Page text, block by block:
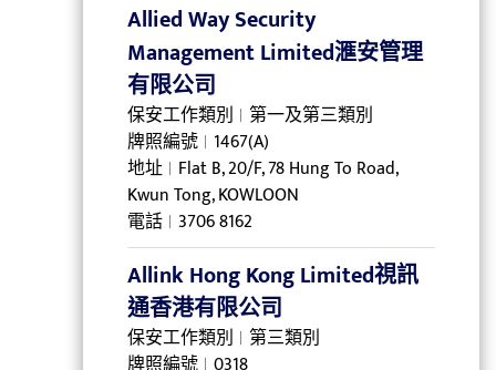
Allied Way Security
Management Limited滙安管理
有限公司
保安工作類別 第一及第三類別
牌照編號 1467(A)
地址 Flat B, 20/F, 78 Hung To Road,
Kwun Tong, KOWLOON
電話 3706 8162
Allink Hong Kong Limited視訊
通香港有限公司
保安工作類別 第三類別